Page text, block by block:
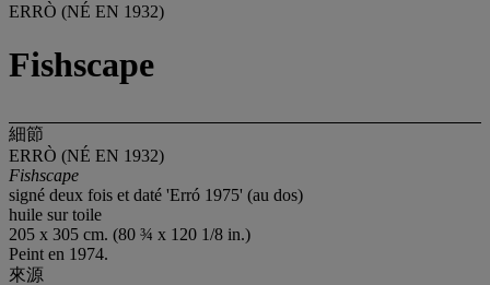
ERRÒ (NÉ EN 1932)
Fishscape
細節
ERRÒ (NÉ EN 1932)
Fishscape
signé deux fois et daté 'Erró 1975' (au dos)
huile sur toile
205 x 305 cm. (80 ¾ x 120 1/8 in.)
Peint en 1974.
來源